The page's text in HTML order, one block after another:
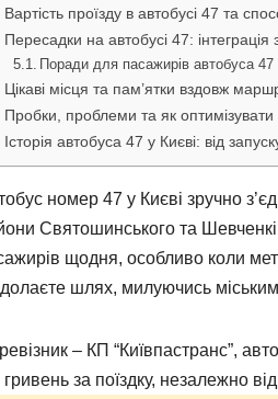
Вартість проїзду в автобусі 47 та
Пересадки на автобусі 47:
Поради для пасажирів автобуса 47
Цікаві місця та пам’ятки вздовж
Пробки, проблеми та як оптимізувати
Історія автобуса 47 у Києві: від
номер 47 у Києві зручно
Святошинського та
щодня, особливо коли
шлях, милуючись
– КП “Київпастранс”,
за поїздку, незалежно